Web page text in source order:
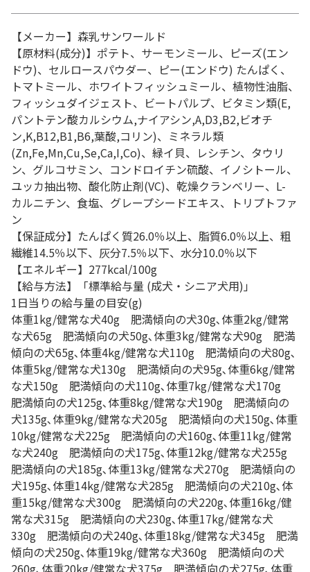
【メーカー】森乳サンワールド
【原材料(成分)】ポテト、サーモンミール、ピーズ(エン
ドウ)、セルロースパウダー、ピー(エンドウ) たんぱく、
トマトミール、ホワイトフィッシュミール、植物性油脂、
フィッシュダイジェスト、ビートパルプ、ビタミン類(E,
パントテン酸カルシウム,ナイアシン,A,D3,B2,ビオチ
ン,K,B12,B1,B6,葉酸,コリン)、ミネラル類
(Zn,Fe,Mn,Cu,Se,Ca,I,Co)、緑イ貝、レシチン、タウリ
ン、グルコサミン、コンドロイチン硫酸、イノシトール、
ユッカ抽出物、酸化防止剤(VC)、乾燥クランベリー、L-
カルニチン、食塩、グレープシードエキス、トリプトファ
ン
【保証成分】たんぱく質26.0％以上、脂質6.0％以上、粗
繊維14.5％以下、灰分7.5％以下、水分10.0％以下
【エネルギー】277kcal/100g
【給与方法】「標準給与量 (成犬・シニア犬用)｣
1日当りの給与量の目安(g)
体重1kg/健常な犬40g 肥満傾向の犬30g､体重2kg/健常
な犬65g 肥満傾向の犬50g､体重3kg/健常な犬90g 肥満
傾向の犬65g､体重4kg/健常な犬110g 肥満傾向の犬80g､
体重5kg/健常な犬130g 肥満傾向の犬95g､体重6kg/健常
な犬150g 肥満傾向の犬110g､体重7kg/健常な犬170g
肥満傾向の犬125g､体重8kg/健常な犬190g 肥満傾向の
犬135g､体重9kg/健常な犬205g 肥満傾向の犬150g､体重
10kg/健常な犬225g 肥満傾向の犬160g､体重11kg/健常
な犬240g 肥満傾向の犬175g､体重12kg/健常な犬255g
肥満傾向の犬185g､体重13kg/健常な犬270g 肥満傾向の
犬195g､体重14kg/健常な犬285g 肥満傾向の犬210g､体
重15kg/健常な犬300g 肥満傾向の犬220g､体重16kg/健
常な犬315g 肥満傾向の犬230g､体重17kg/健常な犬
330g 肥満傾向の犬240g､体重18kg/健常な犬345g 肥満
傾向の犬250g､体重19kg/健常な犬360g 肥満傾向の犬
260g､体重20kg/健常な犬375g 肥満傾向の犬275g､体重